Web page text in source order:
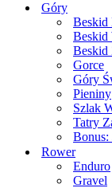
Góry
Beskid
Beskid
Beskid
Gorce
Góry
Pieniny
Szlak
Tatry
Bonus:
Rower
Enduro
Gravel